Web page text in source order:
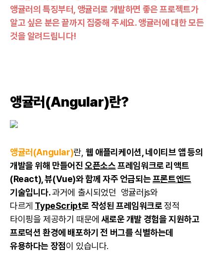
앵귤러의 특징부터, 앵귤러로 개발하면 좋은 프로젝트가
알고 싶은 분은 끝까지 집중해 주세요. 앵귤러에 대한 모든
것을 알려드립니다!
앵귤러(Angular)란?
앵귤러(Angular)란,웹 애플리케이션, 네이티브 앱 등의
개발을 위해 만들어진 오픈소스프레임워크로 리액트
(React), 뷰(Vue)와 함께 자주 언급되는프론트엔드
기술입니다.과거에 출시되었던 앵귤러js와
다르게 TypeScript로 작성된 프레임워크로정적
타이핑을 제공하기 때문에 새로운 개발 경험을 지원하고
프로덕션 환경에 배포하기 전 버그를 식별하는데
유용하다는 장점이 있습니다.